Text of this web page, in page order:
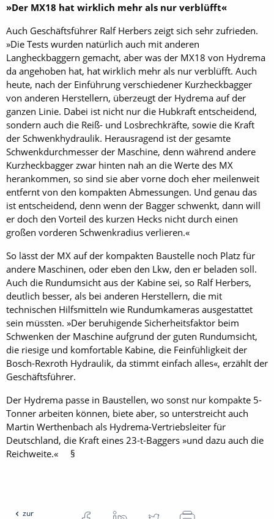
»Der MX18 hat wirklich mehr als nur verblüfft«
Auch Geschäftsführer Ralf Herbers zeigt sich sehr zufrieden.
»Die Tests wurden natürlich auch mit anderen
Langheckbaggern gemacht, aber was der MX18 von Hydrema
da angehoben hat, hat wirklich mehr als nur verblüfft. Auch
heute, nach der Einführung verschiedener Kurzheckbagger
von anderen Herstellern, überzeugt der Hydrema auf der
ganzen Linie. Dabei ist nicht nur die Hubkraft entscheidend,
sondern auch die Reiß- und Losbrechkräfte, sowie die Kraft
der Schwenkhydraulik. Herausragend ist der gesamte
Schwenkdurchmesser der Maschine, denn während andere
Kurzheckbagger zwar hinten nah an die Werte des MX
herankommen, so sind sie aber vorne doch eher meilenweit
entfernt von den kompakten Abmessungen. Und genau das
ist entscheidend, denn wenn der Bagger schwenkt, dann will
er doch den Vorteil des kurzen Hecks nicht durch einen
großen vorderen Schwenkradius verlieren.«
So lässt der MX auf der kompakten Baustelle noch Platz für
andere Maschinen, oder eben den Lkw, den er beladen soll.
Auch die Rundumsicht aus der Kabine sei, so Ralf Herbers,
deutlich besser, als bei anderen Herstellern, die mit
technischen Hilfsmitteln wie Rundumkameras ausgestattet
sein müssten. »Der beruhigende Sicherheitsfaktor beim
Schwenken der Maschine aufgrund der guten Rundumsicht,
die riesige und komfortable Kabine, die Feinfühligkeit der
Bosch-Rexroth Hydraulik, da stimmt einfach alles«, erzählt der
Geschäftsführer.
Der Hydrema passe in Baustellen, wo sonst nur kompakte 5-
Tonner arbeiten können, biete aber, so unterstreicht auch
Martin Werthenbach als Hydrema-Vertriebsleiter für
Deutschland, die Kraft eines 23-t-Baggers »und dazu auch die
Reichweite.« §
zur